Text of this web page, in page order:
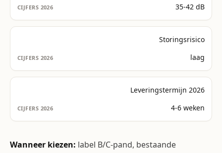
35-42 dB
Storingsrisico
laag
Leveringstermijn 2026
4-6 weken
Wanneer kiezen: label B/C-pand, bestaande